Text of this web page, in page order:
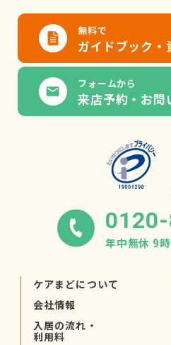
無料で
ガイドブック・
フォームから
来店予約・お問
年中無休 9
ケアまどについて
会社情報
入居の流れ・
利用料